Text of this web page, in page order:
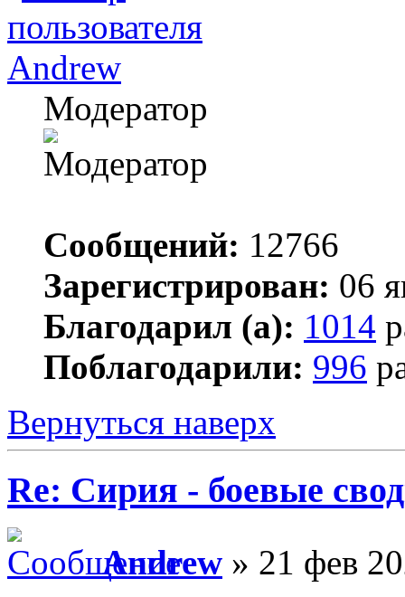
Andrew
Модератор
Сообщений: 12766
Зарегистрирован: 06
Благодарил (а): 1014
Поблагодарили: 996
Вернуться наверх
Re: Сирия - боевые
Andrew » 21 фев